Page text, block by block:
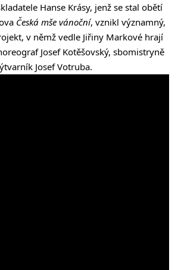
Hanse Krásy, jenž se stal obětí
Česká mše vánoční, vznikl významný,
v němž vedle Jiřiny Markové hrají
Josef Kotěšovský, sbomistryně
Josef Votruba.